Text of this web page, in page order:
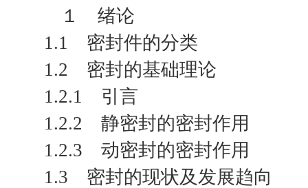
１ 绪论
1.1 密封件的分类
1.2 密封的基础理论
1.2.1 引言
1.2.2 静密封的密封作用
1.2.3 动密封的密封作用
1.3 密封的现状及发展趋向